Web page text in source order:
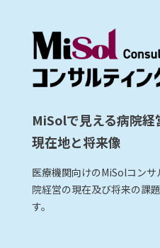
MiSolで見える病院経
現在地と将来像
医療機関向けのMiSolコン
院経営の現在及び将来の課
す。